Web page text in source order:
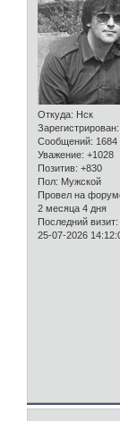
Откуда: Нск
Зарегистрирован
Сообщений: 1684
Уважение: +1028
Позитив: +830
Пол: Мужской
Провел на
2 месяца 4 дня
Последний визит:
25-07-2026